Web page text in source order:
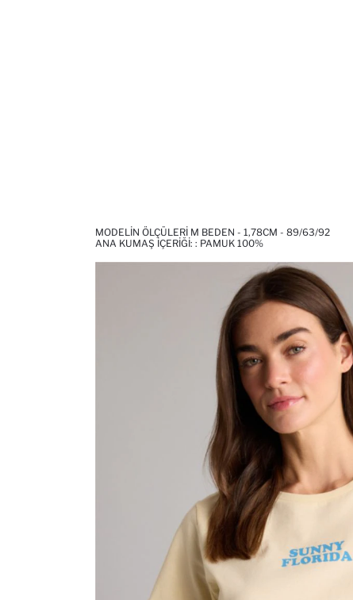
MODELIN ÖLÇÜLERI M BEDEN - 1,78CM - 89/63/92
ANA KUMAŞ İÇERIĞI: : PAMUK 100%